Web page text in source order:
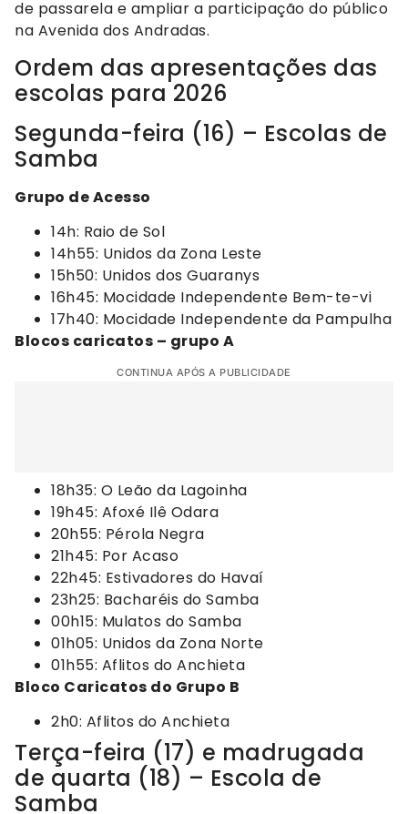
de passarela e ampliar a participação do público
na Avenida dos Andradas.
Ordem das apresentações das
escolas para 2026
Segunda-feira (16) – Escolas de
Samba
Grupo de Acesso
14h: Raio de Sol
14h55: Unidos da Zona Leste
15h50: Unidos dos Guaranys
16h45: Mocidade Independente Bem-te-vi
17h40: Mocidade Independente da Pampulha
Blocos caricatos – grupo A
CONTINUA APÓS A PUBLICIDADE
18h35: O Leão da Lagoinha
19h45: Afoxé Ilê Odara
20h55: Pérola Negra
21h45: Por Acaso
22h45: Estivadores do Havaí
23h25: Bacharéis do Samba
00h15: Mulatos do Samba
01h05: Unidos da Zona Norte
01h55: Aflitos do Anchieta
Bloco Caricatos do Grupo B
2h0: Aflitos do Anchieta
Terça-feira (17) e madrugada
de quarta (18) – Escola de
Samba